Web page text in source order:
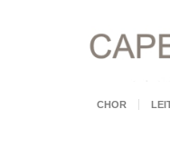
CHOR